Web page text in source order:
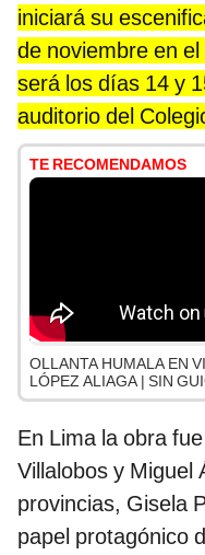
iniciará su
de noviembre en el
será los días 14 y
auditorio del
TE RECOMENDAMOS
OLLANTA HUMALA EN
LÓPEZ ALIAGA | SIN
En Lima la obra
Villalobos y Miguel
provincias, Gisela
papel protagónico